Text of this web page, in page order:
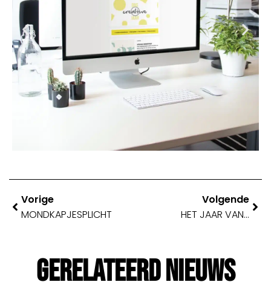
Vorige
MONDKAPJESPLICHT
Volgende
HET JAAR VAN…
Gerelateerd Nieuws